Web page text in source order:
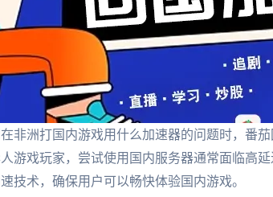
非洲打国内游戏用什么加速器的问题时，番
游戏玩家，尝试使用国内服务器通常面临高
技术，确保用户可以畅快体验国内游戏。